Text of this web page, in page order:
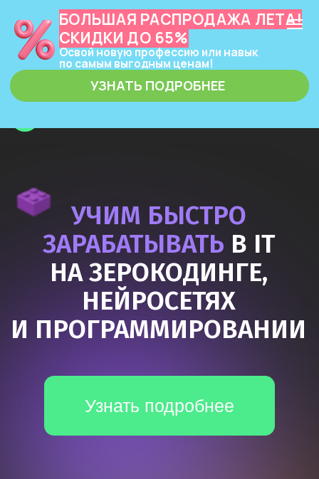
ЗЕРОКОДЕР
БОЛЬШАЯ РАСПРОДАЖА ЛЕТА!
СКИДКИ ДО 65%
Освой новую профессию или навык
по самым выгодным ценам!
УЗНАТЬ ПОДРОБНЕЕ
НА ЗЕРОКОДИНГЕ,
НЕЙРОСЕТЯХ
И ПРОГРАММИРОВАНИИ
Узнать подробнее